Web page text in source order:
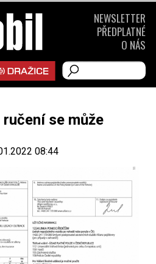
se může
08:44
NEWSLETTER
PŘEDPLATNÉ
O NÁS